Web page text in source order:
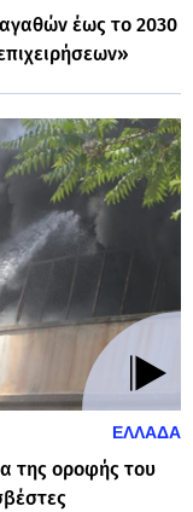
έως το 2030
ΕΛΛΑΔΑ
της οροφής του